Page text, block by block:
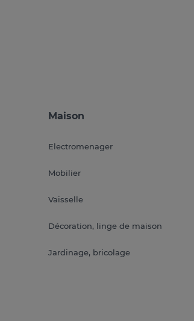
Maison
Electromenager
Mobilier
Vaisselle
Décoration, linge de maison
Jardinage, bricolage